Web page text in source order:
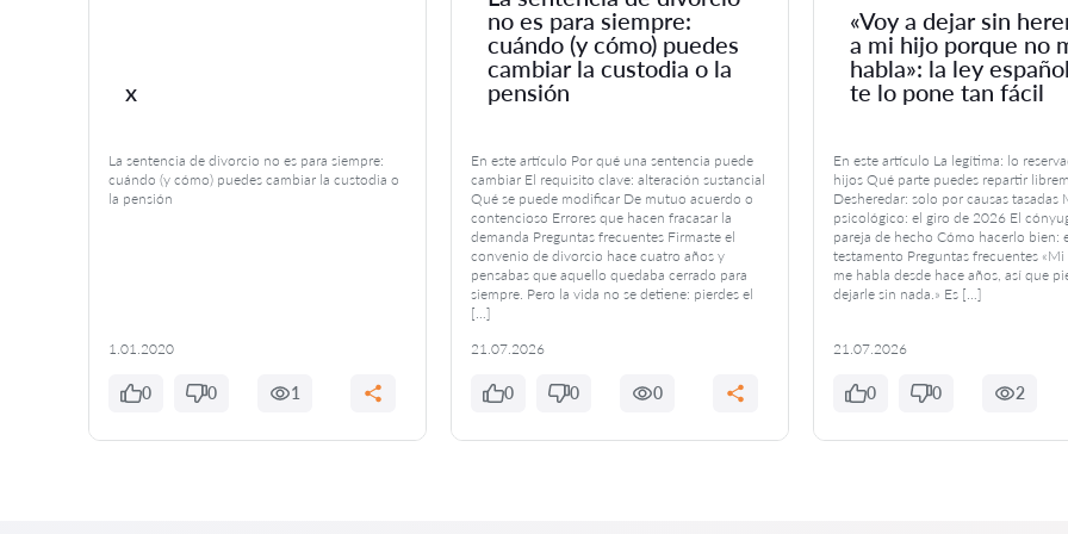
x
La sentencia de divorcio no es para siempre:
cuándo (y cómo) puedes cambiar la custodia o
la pensión
1.01.2020
0 0 1
no es para siempre:
cuándo (y cómo) puedes
cambiar la custodia o la
pensión
En este artículo Por qué una sentencia puede
cambiar El requisito clave: alteración sustancial
Qué se puede modificar De mutuo acuerdo o
contencioso Errores que hacen fracasar la
demanda Preguntas frecuentes Firmaste el
convenio de divorcio hace cuatro años y
pensabas que aquello quedaba cerrado para
siempre. Pero la vida no se detiene: pierdes el
[…]
21.07.2026
0 0 0
«Voy a dejar sin
a mi hijo porque no
habla»: la ley
te lo pone tan fácil
En este artículo La legítima: lo
hijos Qué parte puedes repartir
Desheredar: solo por causas tasadas
psicológico: el giro de 2026 El
pareja de hecho Cómo hacerlo bien:
testamento Preguntas frecuentes
me habla desde hace años, así que
dejarle sin nada.» Es […]
21.07.2026
0 0 2